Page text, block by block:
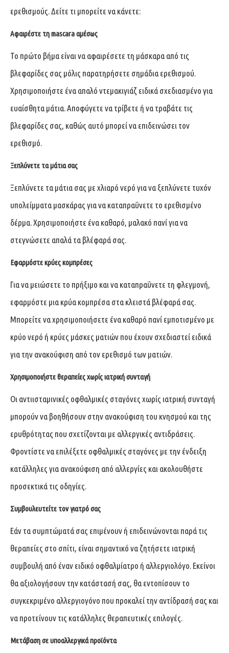
ερεθισμούς. Δείτε τι μπορείτε να κάνετε:
Αφαιρέστε τη mascara αμέσως
Το πρώτο βήμα είναι να αφαιρέσετε τη μάσκαρα από τις
βλεφαρίδες σας μόλις παρατηρήσετε σημάδια ερεθισμού.
Χρησιμοποιήστε ένα απαλό ντεμακιγιάζ ειδικά σχεδιασμένο για
ευαίσθητα μάτια. Αποφύγετε να τρίβετε ή να τραβάτε τις
βλεφαρίδες σας, καθώς αυτό μπορεί να επιδεινώσει τον
ερεθισμό.
Ξεπλύνετε τα μάτια σας
Ξεπλύνετε τα μάτια σας με χλιαρό νερό για να ξεπλύνετε τυχόν
υπολείμματα μασκάρας για να καταπραΰνετε το ερεθισμένο
δέρμα. Χρησιμοποιήστε ένα καθαρό, μαλακό πανί για να
στεγνώσετε απαλά τα βλέφαρά σας.
Εφαρμόστε κρύες κομπρέσες
Για να μειώσετε το πρήξιμο και να καταπραΰνετε τη φλεγμονή,
εφαρμόστε μια κρύα κομπρέσα στα κλειστά βλέφαρά σας.
Μπορείτε να χρησιμοποιήσετε ένα καθαρό πανί εμποτισμένο με
κρύο νερό ή κρύες μάσκες ματιών που έχουν σχεδιαστεί ειδικά
για την ανακούφιση από τον ερεθισμό των ματιών.
Χρησιμοποιήστε θεραπείες χωρίς ιατρική συνταγή
Οι αντιισταμινικές οφθαλμικές σταγόνες χωρίς ιατρική συνταγή
μπορούν να βοηθήσουν στην ανακούφιση του κνησμού και της
ερυθρότητας που σχετίζονται με αλλεργικές αντιδράσεις.
Φροντίστε να επιλέξετε οφθαλμικές σταγόνες με την ένδειξη
κατάλληλες για ανακούφιση από αλλεργίες και ακολουθήστε
προσεκτικά τις οδηγίες.
Συμβουλευτείτε τον γιατρό σας
Εάν τα συμπτώματά σας επιμένουν ή επιδεινώνονται παρά τις
θεραπείες στο σπίτι, είναι σημαντικό να ζητήσετε ιατρική
συμβουλή από έναν ειδικό οφθαλμίατρο ή αλλεργιολόγο. Εκείνοι
θα αξιολογήσουν την κατάστασή σας, θα εντοπίσουν το
συγκεκριμένο αλλεργιογόνο που προκαλεί την αντίδρασή σας και
να προτείνουν τις κατάλληλες θεραπευτικές επιλογές.
Μετάβαση σε υποαλλεργικά προϊόντα